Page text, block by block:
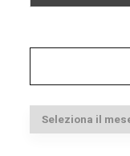
Archivi